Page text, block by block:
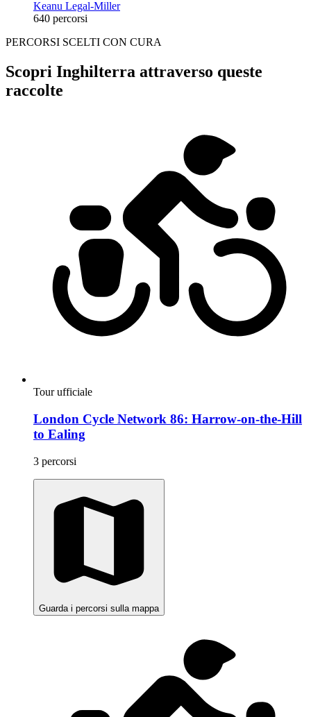
Keanu Legal-Miller
640 percorsi
PERCORSI SCELTI CON CURA
Scopri Inghilterra attraverso queste
raccolte
Tour ufficiale
London Cycle Network 86: Harrow-on-the-Hill
to Ealing
3 percorsi
Guarda i percorsi sulla mappa